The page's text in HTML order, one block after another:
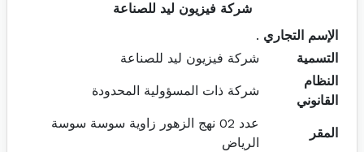
شركة فيزيون ليد للصناعة
الإسم التجاري .
التسمية
شركة فيزيون ليد للصناعة
النظام
القانوني
شركة ذات المسؤولية المحدودة
المقر
عدد 02 نهج الزهور زاوية سوسة سوسة
الرياض